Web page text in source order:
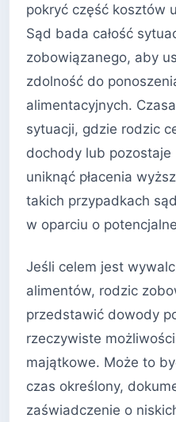
pokryć część kosztów
Sąd bada całość
zobowiązanego, aby
zdolność do
alimentacyjnych.
sytuacji, gdzie rodzic
dochody lub
uniknąć płacenia
takich przypadkach
w oparciu o
Jeśli celem jest
alimentów, rodzic
przedstawić dowody
rzeczywiste
majątkowe. Może to
czas określony,
zaświadczenie o